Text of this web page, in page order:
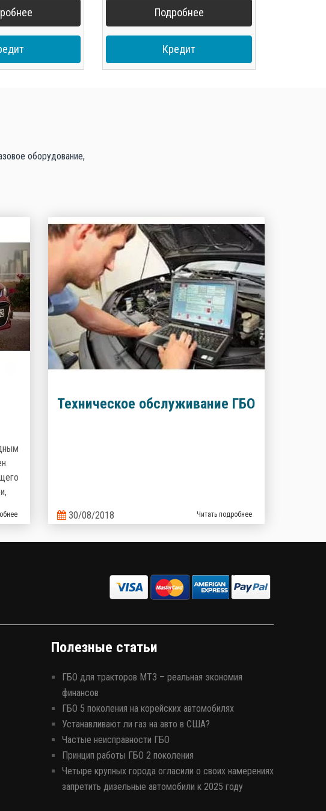
Подробнее
Кредит
оборудование,
Техническое обслуживание ГБО
30/08/2018 Читать подробнее
Полезные статьи
ГБО для тракторов МТЗ – реальная экономия
финансов
ГБО 5 поколения на корейских автомобилях
Устанавливают ли газ на авто в США?
Частые неисправности ГБО
Принцип работы ГБО 2 поколения
Четыре крупных города огласили о своих намерениях
запретить дизельные автомобили к 2025 году